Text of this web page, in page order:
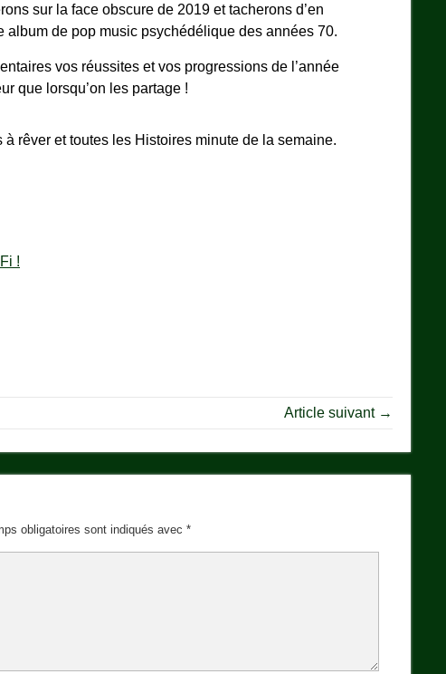
sur la face obscure de 2019 et tacherons d’en
de pop music psychédélique des années 70.
vos réussites et vos progressions de l’année
que lorsqu’on les partage !
rêver et toutes les Histoires minute de la semaine.
!
Article suivant →
obligatoires sont indiqués avec *